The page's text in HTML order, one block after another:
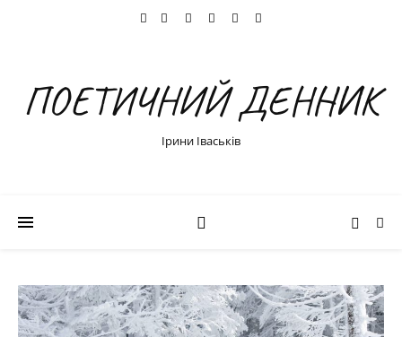
ПОЕТИЧНИЙ ДЕННИК
Ірини Іваськів